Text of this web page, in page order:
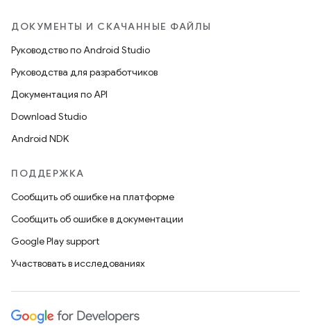
ДОКУМЕНТЫ И СКАЧАННЫЕ ФАЙЛЫ
Руководство по Android Studio
Руководства для разработчиков
Документация по API
Download Studio
Android NDK
ПОДДЕРЖКА
Сообщить об ошибке на платформе
Сообщить об ошибке в документации
Google Play support
Участвовать в исследованиях